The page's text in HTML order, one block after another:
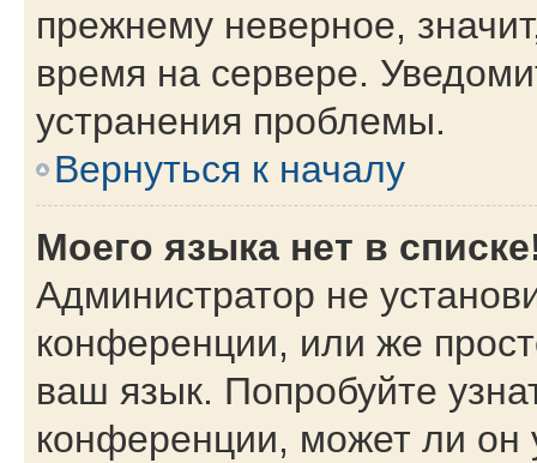
прежнему неверное,
время на сервере.
устранения проблемы.
Вернуться к началу
Моего языка нет в
Администратор не
конференции, или же
ваш язык. Попробуйте
конференции, может ли он